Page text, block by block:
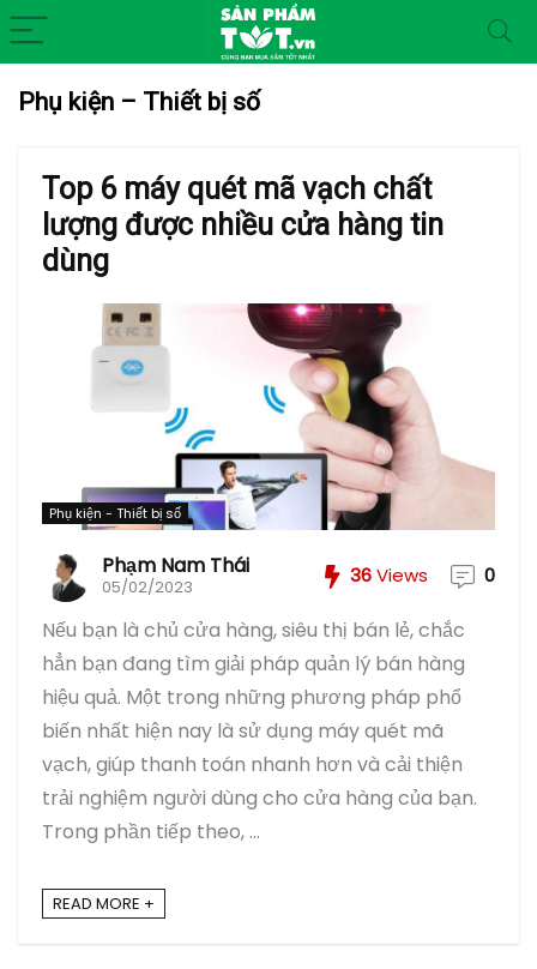
Phụ kiện – Thiết bị số
Top 6 máy quét mã vạch chất
lượng được nhiều cửa hàng tin
dùng
Phụ kiện - Thiết bị số
Phạm Nam Thái
05/02/2023 36Views 0
Nếu bạn là chủ cửa hàng, siêu thị bán lẻ, chắc
hẳn bạn đang tìm giải pháp quản lý bán hàng
hiệu quả. Một trong những phương pháp phổ
biến nhất hiện nay là sử dụng máy quét mã
vạch, giúp thanh toán nhanh hơn và cải thiện
trải nghiệm người dùng cho cửa hàng của bạn.
Trong phần tiếp theo, ...
READ MORE +